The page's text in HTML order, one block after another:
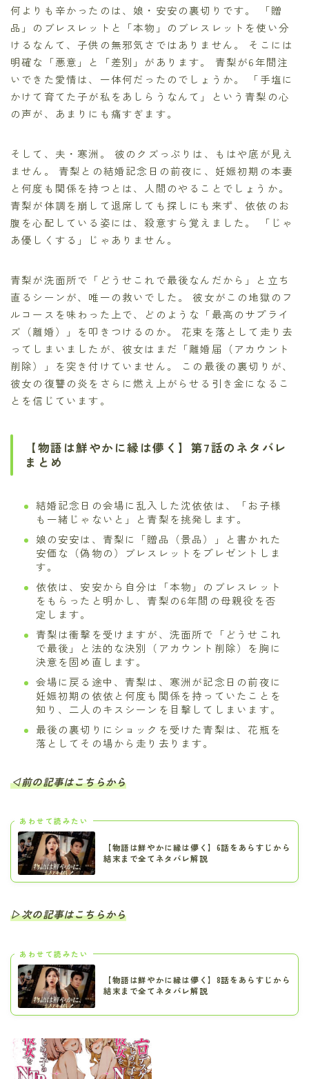
何よりも辛かったのは、娘・安安の裏切りです。 「贈
品」のブレスレットと「本物」のブレスレットを使い分
けるなんて、子供の無邪気さではありません。 そこには
明確な「悪意」と「差別」があります。 青梨が6年間注
いできた愛情は、一体何だったのでしょうか。 「手塩に
かけて育てた子が私をあしらうなんて」という青梨の心
の声が、あまりにも痛すぎます。
そして、夫・寒洲。 彼のクズっぷりは、もはや底が見え
ません。 青梨との結婚記念日の前夜に、妊娠初期の本妻
と何度も関係を持つとは、人間のやることでしょうか。
青梨が体調を崩して退席しても探しにも来ず、依依のお
腹を心配している姿には、殺意すら覚えました。 「じゃ
あ優しくする」じゃありません。
青梨が洗面所で「どうせこれで最後なんだから」と立ち
直るシーンが、唯一の救いでした。 彼女がこの地獄のフ
ルコースを味わった上で、どのような「最高のサプライ
ズ（離婚）」を叩きつけるのか。 花束を落として走り去
ってしまいましたが、彼女はまだ「離婚届（アカウント
削除）」を突き付けていません。 この最後の裏切りが、
彼女の復讐の炎をさらに燃え上がらせる引き金になるこ
とを信じています。
【物語は鮮やかに縁は儚く】第7話のネタバレ
まとめ
結婚記念日の会場に乱入した沈依依は、「お子様
も一緒じゃないと」と青梨を挑発します。
娘の安安は、青梨に「贈品（景品）」と書かれた
安価な（偽物の）ブレスレットをプレゼントしま
す。
依依は、安安から自分は「本物」のブレスレット
をもらったと明かし、青梨の6年間の母親役を否
定します。
青梨は衝撃を受けますが、洗面所で「どうせこれ
で最後」と法的な決別（アカウント削除）を胸に
決意を固め直します。
会場に戻る途中、青梨は、寒洲が記念日の前夜に
妊娠初期の依依と何度も関係を持っていたことを
知り、二人のキスシーンを目撃してしまいます。
最後の裏切りにショックを受けた青梨は、花瓶を
落としてその場から走り去ります。
◁前の記事はこちらから
あわせて読みたい
【物語は鮮やかに縁は儚く】6話をあらすじから
結末まで全てネタバレ解説
▷次の記事はこちらから
あわせて読みたい
【物語は鮮やかに縁は儚く】8話をあらすじから
結末まで全てネタバレ解説